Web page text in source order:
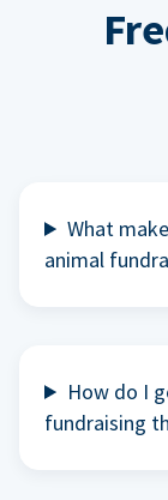
What
animal
How do I
fundraising